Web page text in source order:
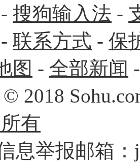
- 搜狗输入法 -
- 联系方式 - 保
图 - 全部新闻
© 2018
有
息举报邮箱：